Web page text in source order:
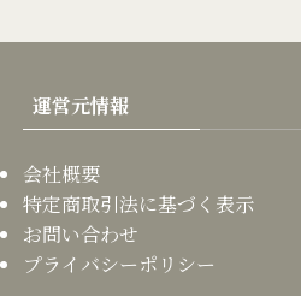
運営元情報
会社概要
特定商取引法に基づく表示
お問い合わせ
プライバシーポリシー